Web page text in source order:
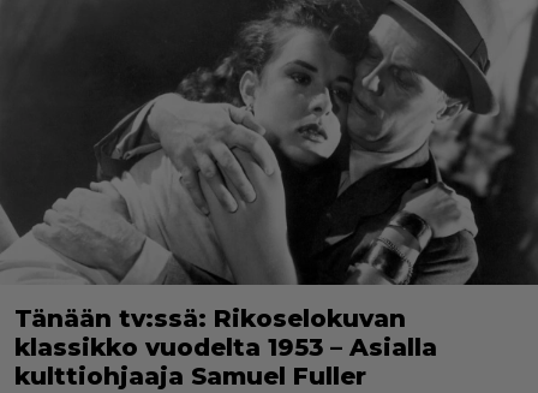
Tänään tv:ssä: Rikoselokuvan
klassikko vuodelta 1953 – Asialla
kulttiohjaaja Samuel Fuller